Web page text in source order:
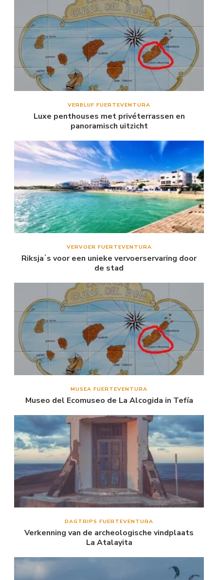
VERBLIJF FUERTEVENTURA
Luxe penthouses met privéterrassen en
panoramisch uitzicht
VERVOER FUERTEVENTURA
Riksjaʼs voor een unieke vervoerservaring door
de stad
MUSEA FUERTEVENTURA
Museo del Ecomuseo de La Alcogida in Tefía
DAGTRIPS FUERTEVENTURA
Verkenning van de archeologische vindplaats
La Atalayita